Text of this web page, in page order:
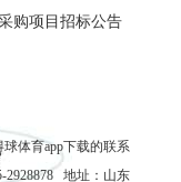
购项目招标公告
球体育app下载的联系
2928878 地址：山东